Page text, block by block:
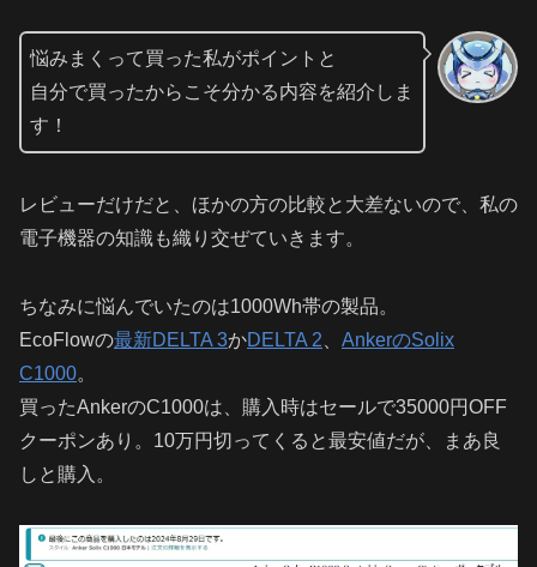
悩みまくって買った私がポイントと
自分で買ったからこそ分かる内容を紹介しま
す！
レビューだけだと、ほかの方の比較と大差ないので、私の
電子機器の知識も織り交ぜていきます。
ちなみに悩んでいたのは1000Wh帯の製品。
EcoFlowの最新DELTA 3かDELTA 2
AnkerのSolix
C1000。
買ったAnkerのC1000は、購入時はセールで35000円OFF
クーポンあり。10万円切ってくると最安値だが、まあ良
しと購入。